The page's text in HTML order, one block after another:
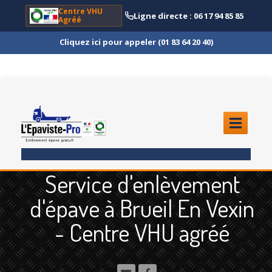
Centre VHU
Agréé
Ligne directe : 06 17 94 85 85
Cliquez ici pour appeler (01 83 64 20 40)
ENLÈVEMENTÉPAVE
Quoi?
Scooteret Moto
Camion
et Poids Lourd
Service d'enlèvement
d'épave à Brueil En Vexin
- Centre VHU agréé